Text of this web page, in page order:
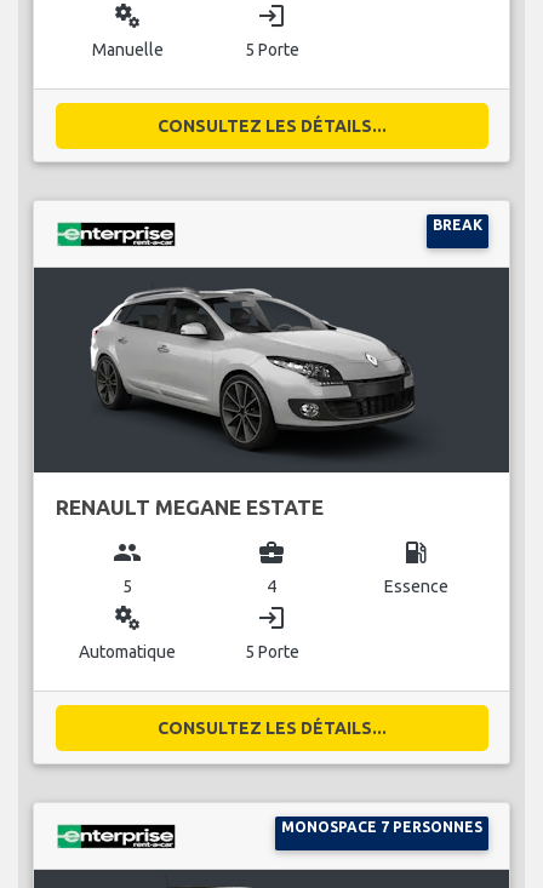
miscellaneous_services
Manuelle
login
5 Porte
CONSULTEZ LES DÉTAILS...
BREAK
RENAULT MEGANE ESTATE
group
5
business_center
4
local_gas_station
Essence
miscellaneous_services
Automatique
login
5 Porte
CONSULTEZ LES DÉTAILS...
MONOSPACE 7 PERSONNES